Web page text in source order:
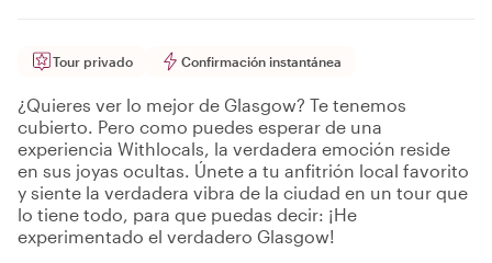
Tour privado Confirmación instantánea
¿Quieres ver lo mejor de Glasgow? Te tenemos
cubierto. Pero como puedes esperar de una
experiencia Withlocals, la verdadera emoción reside
en sus joyas ocultas. Únete a tu anfitrión local favorito
y siente la verdadera vibra de la ciudad en un tour que
lo tiene todo, para que puedas decir: ¡He
experimentado el verdadero Glasgow!